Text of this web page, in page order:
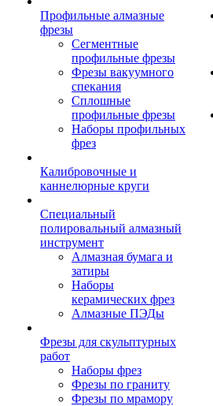
Профильные алмазные
фрезы
Сегментные
профильные фрезы
Фрезы вакуумного
спекания
Сплошные
профильные фрезы
Наборы профильных
фрез
Калибровочные и
каннелюрные круги
Специальный
полировальный алмазный
инструмент
Алмазная бумага и
затиры
Наборы
керамических фрез
Алмазные ПЭДы
Фрезы для скульптурных
работ
Наборы фрез
Фрезы по граниту
Фрезы по мрамору